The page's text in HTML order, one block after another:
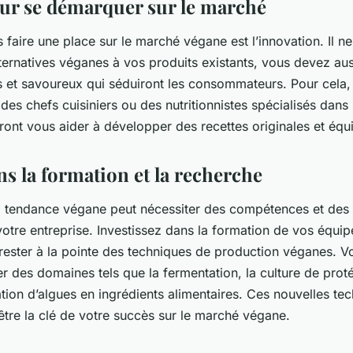
se démarquer sur le marché
faire une place sur le marché végane est l’innovation. Il
véganes à vos produits existants, vous devez
savoureux qui séduiront les consommateurs. Pour cela,
chefs cuisiniers ou des nutritionnistes spécialisés dans
vous aider à développer des recettes originales et
la formation et la recherche
tendance végane peut nécessiter des compétences et
entreprise. Investissez dans la formation de vos
à la pointe des techniques de production véganes.
des domaines tels que la fermentation, la culture de
d’algues en ingrédients alimentaires. Ces nouvelles
la clé de votre succès sur le marché végane.